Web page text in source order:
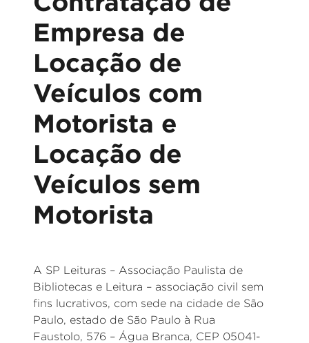
Empresa de
Locação de
Veículos com
Motorista e
Locação de
Veículos sem
Motorista
A SP Leituras – Associação Paulista de
Bibliotecas e Leitura – associação civil sem
fins lucrativos, com sede na cidade de São
Paulo, estado de São Paulo à Rua
Faustolo, 576 – Água Branca, CEP 05041-